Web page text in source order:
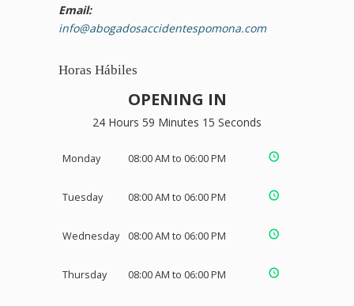
Email:
info@abogadosaccidentespomona.com
Horas Hábiles
OPENING IN
24 Hours 59 Minutes 14 Seconds
Monday 08:00 AM to 06:00 PM
Tuesday 08:00 AM to 06:00 PM
Wednesday 08:00 AM to 06:00 PM
Thursday 08:00 AM to 06:00 PM